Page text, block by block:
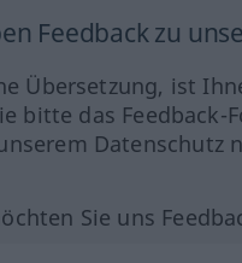
Feedback zu
Übersetzung, ist
bitte das
Datenschutz
Sie uns